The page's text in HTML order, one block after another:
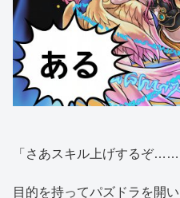
「さあスキル上げするぞ……
目的を持ってパズドラを開